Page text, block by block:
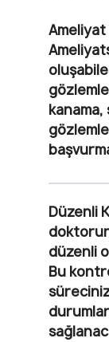
Düzenli
düzenli
Bu